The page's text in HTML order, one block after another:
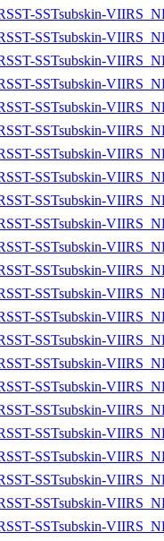
SSTsubskin-
SSTsubskin-
SSTsubskin-
SSTsubskin-
SSTsubskin-
SSTsubskin-
SSTsubskin-
SSTsubskin-
SSTsubskin-
SSTsubskin-
SSTsubskin-
SSTsubskin-
SSTsubskin-
SSTsubskin-
SSTsubskin-
SSTsubskin-
SSTsubskin-
SSTsubskin-
SSTsubskin-
SSTsubskin-
SSTsubskin-
SSTsubskin-
SSTsubskin-